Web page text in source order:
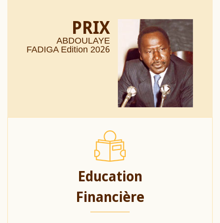
PRIX
ABDOULAYE
FADIGA Edition 2026
Education
Financière